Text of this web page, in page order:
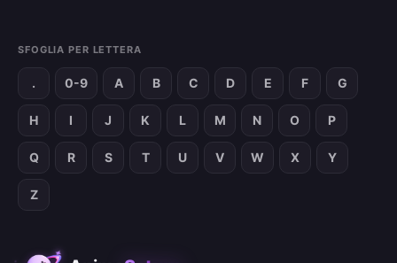
SFOGLIA PER LETTERA
. 0-9 A B C D E F G
H I J K L M N O P
Q R S T U V W X Y
Z